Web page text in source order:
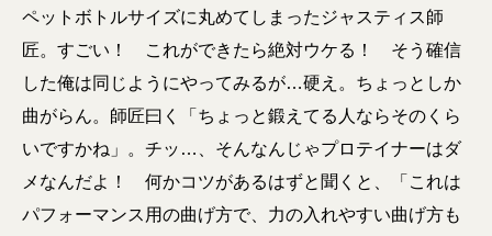
ペットボトルサイズに丸めてしまったジャスティス師
匠。すごい！ これができたら絶対ウケる！ そう確信
した俺は同じようにやってみるが…硬え。ちょっとしか
曲がらん。師匠曰く「ちょっと鍛えてる人ならそのくら
いですかね」。チッ…、そんなんじゃプロテイナーはダ
メなんだよ！ 何かコツがあるはずと聞くと、「これは
パフォーマンス用の曲げ方で、力の入れやすい曲げ方も